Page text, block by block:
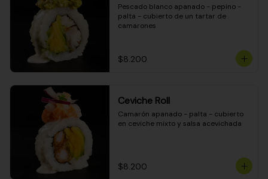
Pescado blanco apanado - pepino -
palta - cubierto de un tartar de
camarones
$8.200
Ceviche Roll
Camarón apanado - palta - cubierto
en ceviche mixto y salsa acevichada
$8.200